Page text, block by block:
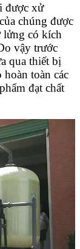
được xử
chúng được
lửng có kích
vậy trước
qua thiết bị
toàn các
đạt chất